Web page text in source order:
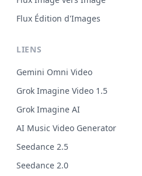
Flux Édition d'Images
LIENS
Gemini Omni Video
Grok Imagine Video 1.5
Grok Imagine AI
AI Music Video Generator
Seedance 2.5
Seedance 2.0